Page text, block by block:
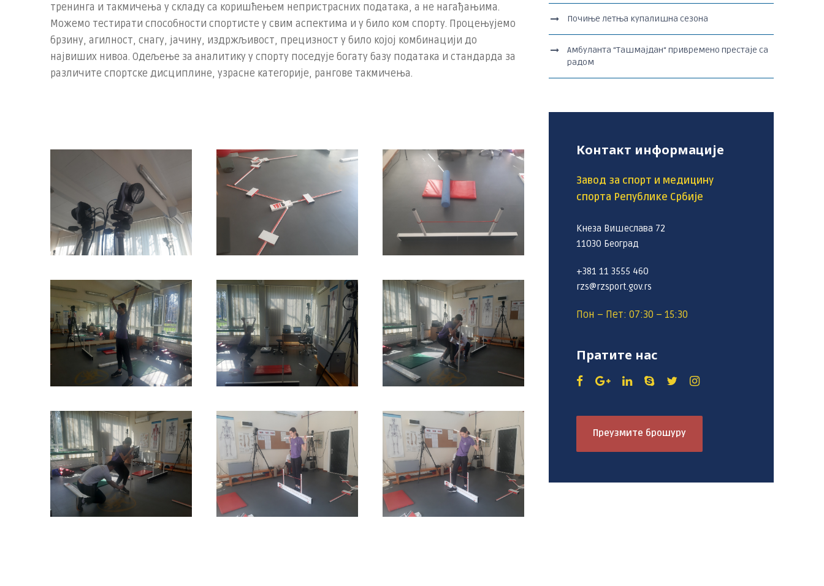
тренинга и такмичења у складу са коришћењем непристрасних података, а не нагађањима.
Можемо тестирати способности спортисте у свим аспектима и у било ком спорту. Процењујемо
брзину, агилност, снагу, јачину, издржљивост, прецизност у било којој комбинацији до
највиших нивоа. Одељење за аналитику у спорту поседује богату базу података и стандарда за
различите спортске дисциплине, узрасне категорије, рангове такмичења.
Почиње летња купалишна сезона
Амбуланта “Ташмајдан“ привремено престаје са
радом
Контакт информације
Завод за спорт и медицину
спорта Републике Србије
Кнеза Вишеслава 72
11030 Београд
+381 11 3555 460
rzs@rzsport.gov.rs
Пон – Пет: 07:30 – 15:30
Пратите нас
Преузмите брошуру